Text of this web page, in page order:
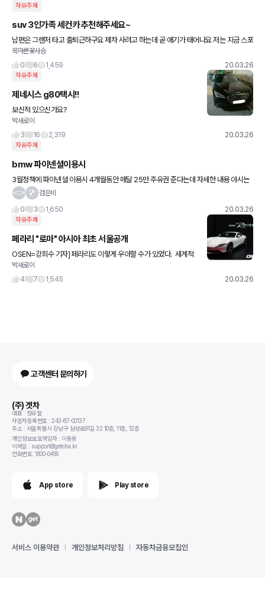
자유주제
suv 3인가족 세컨카 추천해주세요~
남편은 그랜저 타고 출퇴근하구요 제차 사려고 하는데 곧 애기가 태어나요 저는 지금 스포
티지 타구요 suv로 가격대는 3500 이하로 생각중이에요 첨에 쉐보레 트레일 블레이저
보다가 남편이 산타페 사
목마른꽃사슴
0
6 1,459 20.03.26
자유주제
제네시스 g80택시!!
보신적 있으신가요?
박새로이
3
16 2,319 20.03.26
자유주제
bmw 파이넨셜이용시
3월정책에 파이넨셜 이용시 4개월동안 매달 25만 주유권 준다는데 자세한 내용 아시는
분 계신가요? 차종 관계 없는지. 금액 2천이면 되는지 해서요
검은비
0
3 1,650 20.03.26
자유주제
페라리 "로마" 아시아 최초 서울공개
OSEN=강희수 기자] 페라리도 이렇게 우아할 수가 있었다. 세계적
인 슈퍼카 브랜드 페라리가 25일 서울 그랜드 하얏트호텔에서 아시
아 지역 최초로 페라리 로마(Ferrari Roma)를 공개했다
박새로이
4
7 1,545 20.03.26
고객센터 문의하기
(주) 겟차
대표 : 정유철
사업자등록번호 : 243-87-00137
주소 : 서울특별시 강남구 삼성로91길 32 10층, 11층, 12층
개인정보보호책임자 : 이동용
이메일 : support@getcha.kr
전화번호: 1800-0456
App store Play store
서비스 이용약관 개인정보처리방침 자동차금융모집인